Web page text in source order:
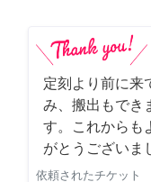
定刻より前に来
み、搬出もでき
す。これからも
がとうございま
依頼されたチケット